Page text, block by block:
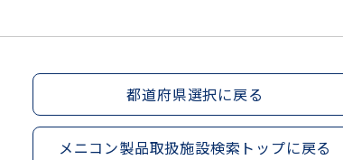
都道府県選択に戻る
メニコン製品取扱施設検索トップに戻る